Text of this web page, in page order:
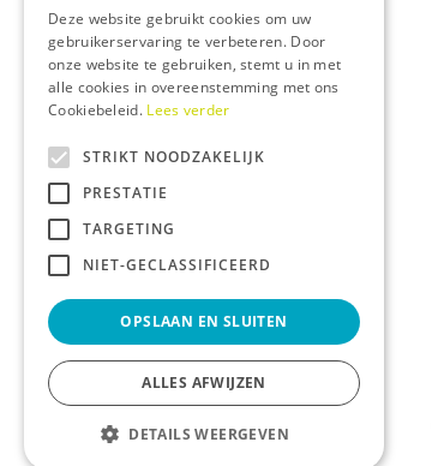
Deze website gebruikt cookies om uw
gebruikerservaring te verbeteren. Door
onze website te gebruiken, stemt u in met
alle cookies in overeenstemming met ons
Cookiebeleid. Lees verder
STRIKT NOODZAKELIJK
PRESTATIE
TARGETING
NIET-GECLASSIFICEERD
OPSLAAN EN SLUITEN
ALLES AFWIJZEN
DETAILS WEERGEVEN